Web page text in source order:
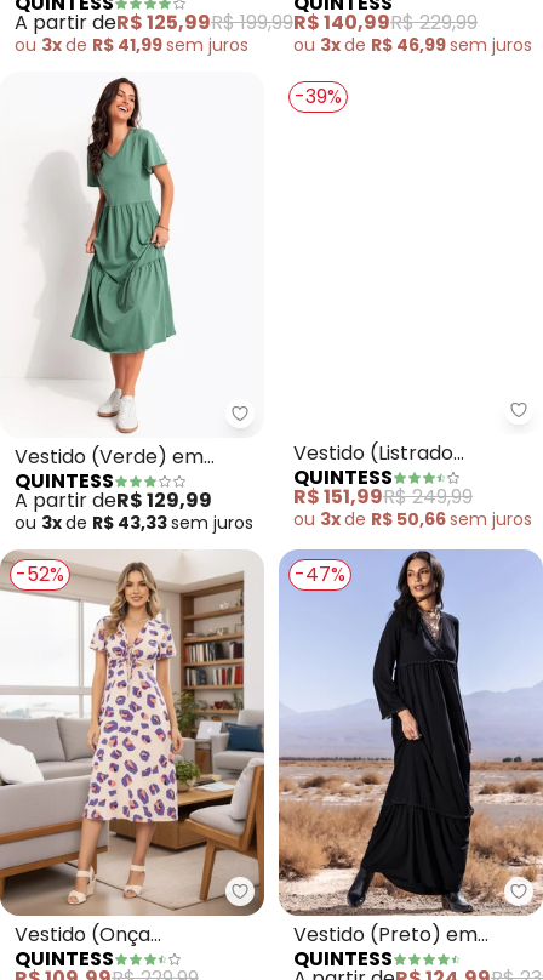
Crepe Plano
A partir deR$ 125,99R$ 199,99
ou 3xde R$ 41,99sem juros
Chiffon
R$ 140,99R$ 229,99
ou 3xde R$ 46,99sem juros
Quintess - Vestido (Verde) em
Vestido (Verde) em
Malha de Algodão
QUINTESS
A partir deR$ 129,99
ou 3xde R$ 43,33sem juros
-39%
Vestido (Listrado
Mostarda) em Algodão
QUINTESS
R$ 151,99R$ 249,99
ou 3xde R$ 50,66semjuros
-52%
Quintess - Vestido (Onça
Vestido (Onça
Geométrica) em Crepe
QUINTESS
-47%
Vestido (Preto) em
Malha Crepe
QUINTESS